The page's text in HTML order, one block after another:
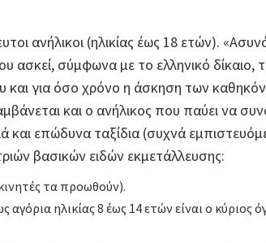
ανήλικοι (ηλικίας έως 18 ετών).
σύμφωνα με το ελληνικό δίκαιο,
για όσο χρόνο η άσκηση των
και ο ανήλικος που παύει να
επώδυνα ταξίδια (συχνά
βασικών ειδών εκμετάλλευσης:
τα προωθούν).
αγόρια ηλικίας 8 έως 14 ετών είναι ο